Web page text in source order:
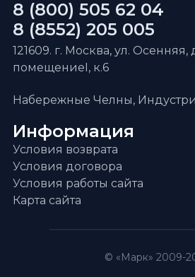
Информация
Условия возврата
Условия договора
Условия работы сайта
Карта сайта
8 (800) 505 62 04
8 (8552) 205 005
121609. г. Москва, ул. Осенняя,
помещениеI, к.6
Набережные Челны,
© «Марк» 2009-